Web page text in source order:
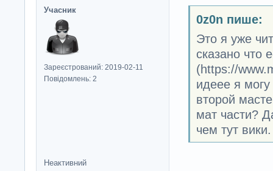
Учасник
Зареєстрований: 2019-02-11
Повідомлень: 2
0z0n пише:
Это я уже
сказано что
(https://
идеее я
второй
мат части?
чем тут вики.
Неактивний